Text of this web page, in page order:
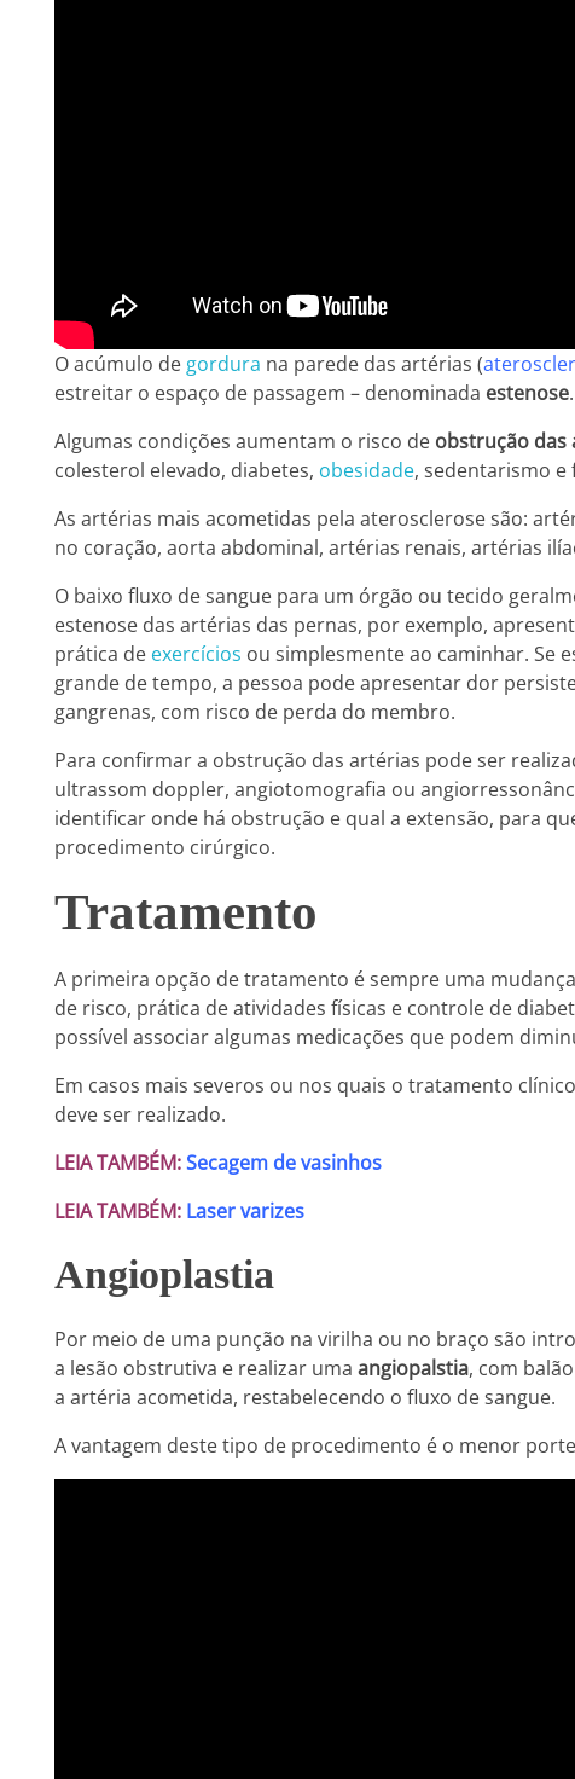
O acúmulo de gordura na parede das artérias (
estreitar o espaço de passagem – denominada estenose.
Algumas condições aumentam o risco de obstrução das
colesterol elevado, diabetes, obesidade, sedentarismo e
As artérias mais acometidas pela aterosclerose são:
no coração, aorta abdominal, artérias renais, artérias
O baixo fluxo de sangue para um órgão ou tecido
estenose das artérias das pernas, por exemplo,
prática de exercícios ou simplesmente ao caminhar. Se
grande de tempo, a pessoa pode apresentar dor
gangrenas, com risco de perda do membro.
Para confirmar a obstrução das artérias pode ser
ultrassom doppler, angiotomografia ou
identificar onde há obstrução e qual a extensão, para
procedimento cirúrgico.
Tratamento
A primeira opção de tratamento é sempre uma
de risco, prática de atividades físicas e controle de
possível associar algumas medicações que podem
Em casos mais severos ou nos quais o tratamento
deve ser realizado.
LEIA TAMBÉM:Secagem de vasinhos
LEIA TAMBÉM: Laser varizes
Angioplastia
Por meio de uma punção na virilha ou no braço são
a lesão obstrutiva e realizar uma angiopalstia, com
a artéria acometida, restabelecendo o fluxo de sangue.
A vantagem deste tipo de procedimento é o menor